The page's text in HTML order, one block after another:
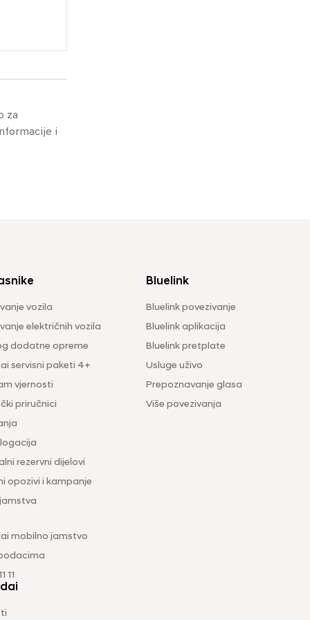
za
i
vozila
električnih vozila
dodatne opreme
servisni paketi 4+
vjernosti
priručnici
rezervni dijelovi
opozivi i kampanje
mobilno jamstvo
11
Bluelink
Bluelink povezivanje
Bluelink aplikacija
Bluelink pretplate
Usluge uživo
Prepoznavanje glasa
Više povezivanja